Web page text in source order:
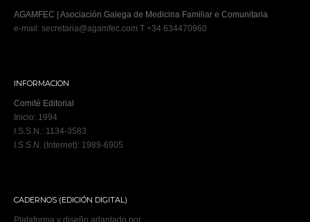
AGAMFEC | Asociación Galega de Medicina Familiar e Comunitaria
e-mail: secretaria@agamfec.com T +34 634470960
INFORMACION
Comité Editorial
Inicio: 1994
I.S.S.N.: 1134-3583
I.S.S.N. (Internet): 1989-6905
CADERNOS (EDICIÓN DIGITAL)
Plataforma y diseño adaptado por